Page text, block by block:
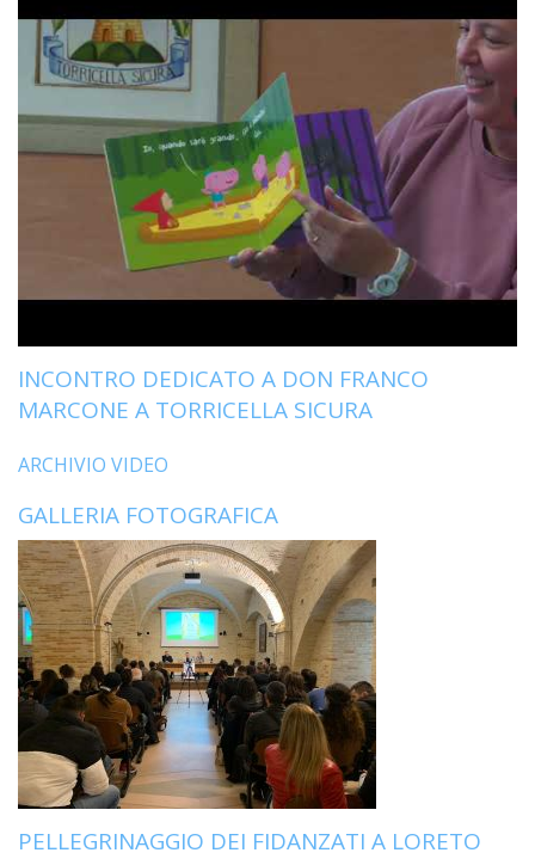
INCONTRO DEDICATO A DON FRANCO
MARCONE A TORRICELLA SICURA
ARCHIVIO VIDEO
GALLERIA FOTOGRAFICA
PELLEGRINAGGIO DEI FIDANZATI A LORETO